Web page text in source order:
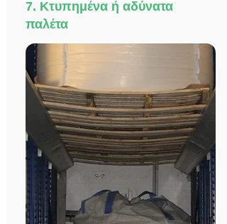
7. Κτυπημένα ή αδύνατα
παλέτα